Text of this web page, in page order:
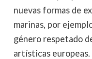
nuevas formas de
marinas, por
género respetado
artísticas europeas.